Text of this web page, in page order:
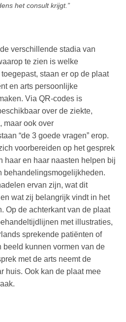
het consult krijgt.”
verschillende stadia van
te zien is welke
staan er op de plaat
en arts persoonlijke
Via QR-codes is
over de ziekte,
maar ook over
“de 3 goede vragen” erop.
voorbereiden op het gesprek
haar en haar naasten helpen bij
behandelingsmogelijkheden.
ervan zijn, wat dit
wat zij belangrijk vindt in het
Op de achterkant van de plaat
met illustraties,
sprekende patiënten of
beeld kunnen vormen van de
met de arts neemt de
huis. Ook kan de plaat mee